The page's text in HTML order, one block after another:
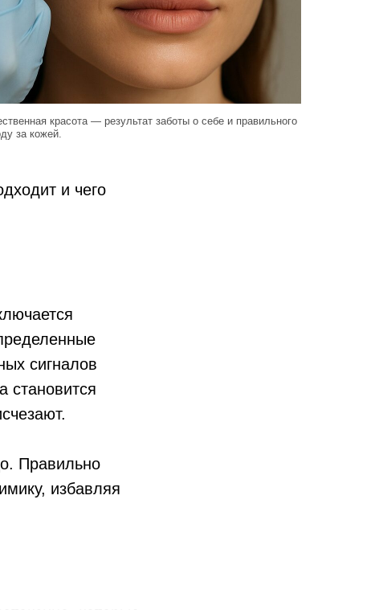
красота — результат заботы о себе и правильного
за кожей.
и чего
сигналов
становится
Правильно
избавляя